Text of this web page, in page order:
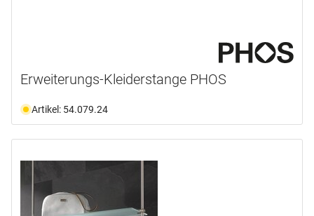
Erweiterungs-Kleiderstange PHOS
Artikel: 54.079.24